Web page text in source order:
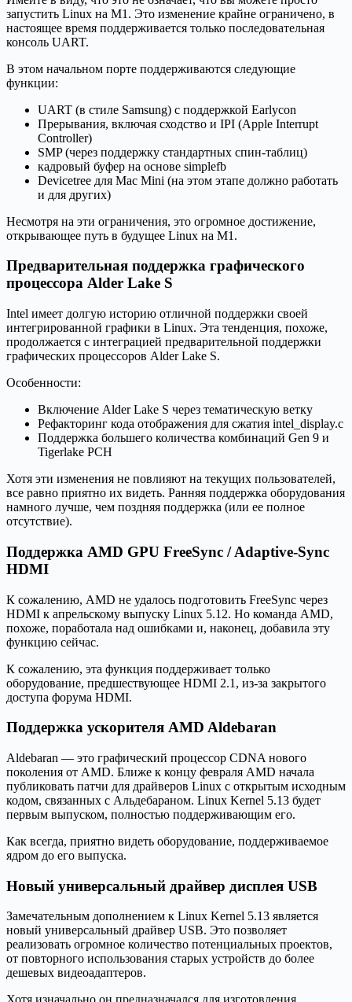
запустить Linux на M1. Это изменение крайне ограничено, в
настоящее время поддерживается только последовательная
консоль UART.
В этом начальном порте поддерживаются следующие
функции:
UART (в стиле Samsung) с поддержкой Earlycon
Прерывания, включая сходство и IPI (Apple Interrupt
Controller)
SMP (через поддержку стандартных спин-таблиц)
кадровый буфер на основе simplefb
Devicetree для Mac Mini (на этом этапе должно работать
и для других)
Несмотря на эти ограничения, это огромное достижение,
открывающее путь в будущее Linux на M1.
Предварительная поддержка графического
процессора Alder Lake S
Intel имеет долгую историю отличной поддержки своей
интегрированной графики в Linux. Эта тенденция, похоже,
продолжается с интеграцией предварительной поддержки
графических процессоров Alder Lake S.
Особенности:
Включение Alder Lake S через тематическую ветку
Рефакторинг кода отображения для сжатия intel_display.c
Поддержка большего количества комбинаций Gen 9 и
Tigerlake PCH
Хотя эти изменения не повлияют на текущих пользователей,
все равно приятно их видеть. Ранняя поддержка оборудования
намного лучше, чем поздняя поддержка (или ее полное
отсутствие).
Поддержка AMD GPU FreeSync / Adaptive-Sync
HDMI
К сожалению, AMD не удалось подготовить FreeSync через
HDMI к апрельскому выпуску Linux 5.12. Но команда AMD,
похоже, поработала над ошибками и, наконец, добавила эту
функцию сейчас.
К сожалению, эта функция поддерживает только
оборудование, предшествующее HDMI 2.1, из-за закрытого
доступа форума HDMI.
Поддержка ускорителя AMD Aldebaran
Aldebaran — это графический процессор CDNA нового
поколения от AMD. Ближе к концу февраля AMD начала
публиковать патчи для драйверов Linux с открытым исходным
кодом, связанных с Альдебараном. Linux Kernel 5.13 будет
первым выпуском, полностью поддерживающим его.
Как всегда, приятно видеть оборудование, поддерживаемое
ядром до его выпуска.
Новый универсальный драйвер дисплея USB
Замечательным дополнением к Linux Kernel 5.13 является
новый универсальный драйвер USB. Это позволяет
реализовать огромное количество потенциальных проектов,
от повторного использования старых устройств до более
дешевых видеоадаптеров.